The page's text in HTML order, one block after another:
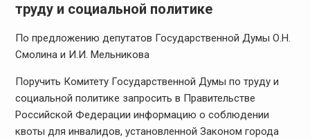
труду и социальной политике
По предложению депутатов Государственной Думы О.Н.
Смолина и И.И. Мельникова
Поручить Комитету Государственной Думы по труду и
социальной политике запросить в Правительстве
Российской Федерации информацию о соблюдении
квоты для инвалидов, установленной Законом города